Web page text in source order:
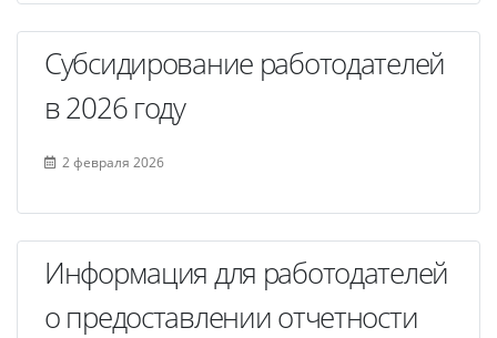
Субсидирование работодателей
в 2026 году
2 февраля 2026
Информация для работодателей
о предоставлении отчетности